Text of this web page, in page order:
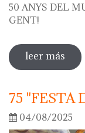
50 ANYS DEL
GENT!
leer más
75 "FESTA
04/08/2025